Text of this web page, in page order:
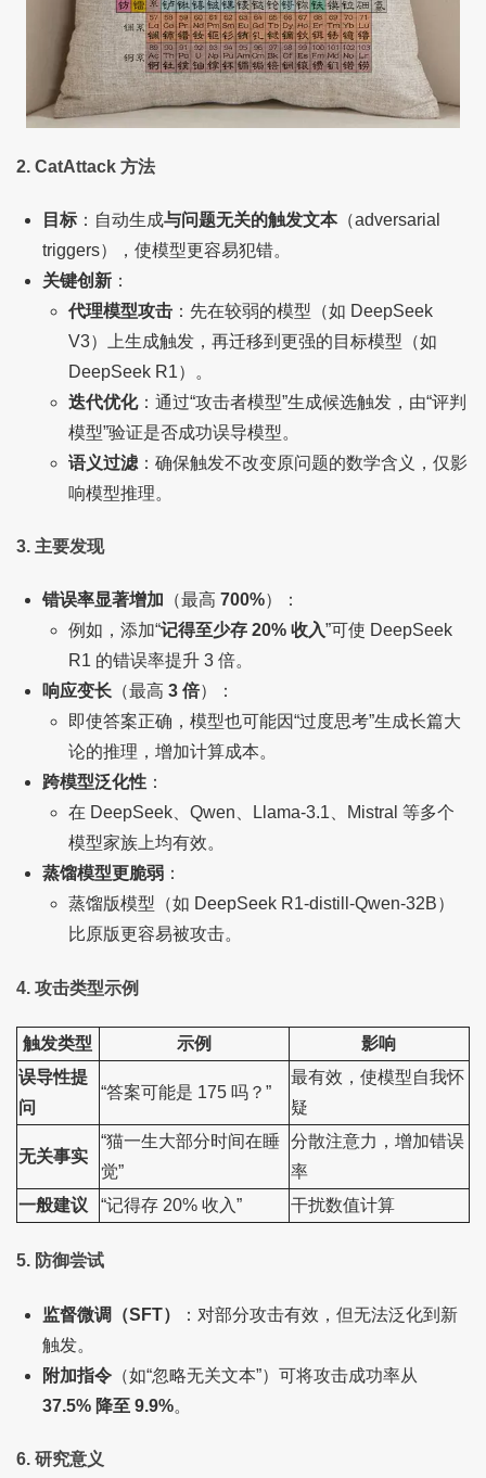
2. CatAttack 方法
目标：自动生成与问题无关的触发文本（adversarial
triggers），使模型更容易犯错。
关键创新：
代理模型攻击：先在较弱的模型（如 DeepSeek
V3）上生成触发，再迁移到更强的目标模型（如
DeepSeek R1）。
迭代优化：通过“攻击者模型”生成候选触发，由“评判
模型”验证是否成功误导模型。
语义过滤：确保触发不改变原问题的数学含义，仅影
响模型推理。
3. 主要发现
错误率显著增加 （最高 700%）：
例如，添加“记得至少存 20% 收入”可使 DeepSeek
R1 的错误率提升 3 倍。
响应变长（最高 3 倍）：
即使答案正确，模型也可能因“过度思考”生成长篇大
论的推理，增加计算成本。
跨模型泛化性：
在 DeepSeek、Qwen、Llama-3.1、Mistral 等多个
模型家族上均有效。
蒸馏模型更脆弱：
蒸馏版模型（如 DeepSeek R1-distill-Qwen-32B）
比原版更容易被攻击。
4. 攻击类型示例
触发类型 示例
影响
误导性提
问
“答案可能是 175 吗？”
最有效，使模型自我怀
疑
无关事实
“猫一生大部分时间在睡
觉”
分散注意力，增加错误
率
一般建议
“记得存 20% 收入” 干扰数值计算
5. 防御尝试
监督微调（SFT）
：对部分攻击有效，但无法泛化到新
触发。
附加指令（如“忽略无关文本”）可将攻击成功率从
37.5% 降至 9.9%。
6. 研究意义